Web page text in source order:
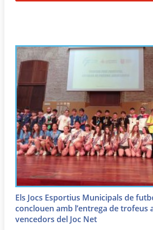
Els Jocs Esportius Municipals de
conclouen amb l’entrega de trofeus
vencedors del Joc Net